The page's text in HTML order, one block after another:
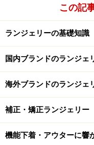
この記
ランジェリーの基礎知識
国内ブランドのランジェ
海外ブランドのランジェ
補正・矯正ランジェリー
機能下着・アウターに響